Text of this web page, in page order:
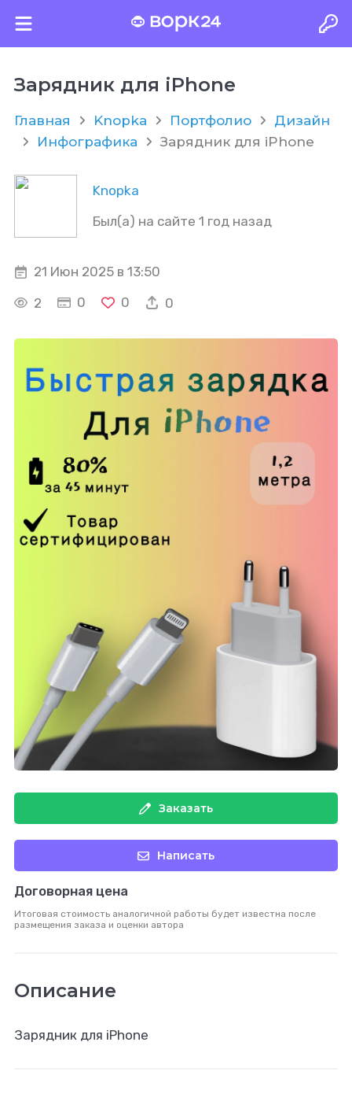
Зарядник для iPhone
Главная Knopka Портфолио
Дизайн
Инфографика
Зарядник для iPhone
Knopka
Был(а) на сайте 1 год назад
21 Июн 2025 в 13:50
2
0 0 0
Заказать
Написать
Договорная цена
Итоговая стоимость аналогичной работы будет известна после
размещения заказа и оценки автора
Описание
Зарядник для iPhone